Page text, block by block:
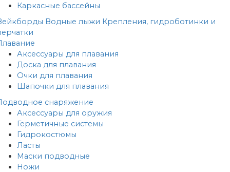
Каркасные бассейны
Водные лыжи Крепления, гидроботинки и
Аксессуары для плавания
Доска для плавания
Очки для плавания
Шапочки для плавания
снаряжение
Аксессуары для оружия
Герметичные системы
Гидрокостюмы
Ласты
Маски подводные
Ножи